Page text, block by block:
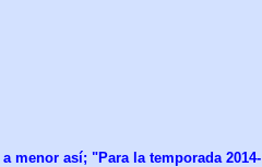
menor así; "Para la temporada 2014-